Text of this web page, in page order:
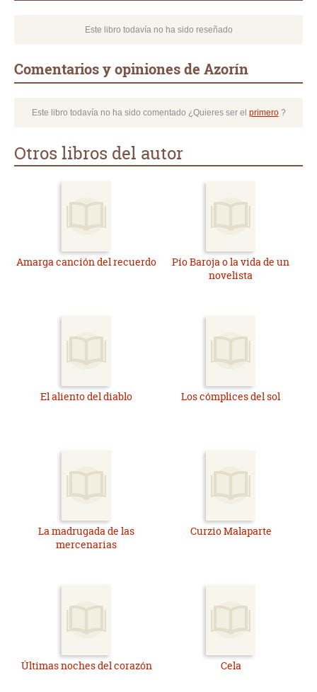
Este libro todavía no ha sido reseñado
Comentarios y opiniones de Azorín
Este libro todavía no ha sido comentado ¿Quieres ser el primero?
Otros libros del autor
Amarga canción del recuerdo
Pío Baroja o la vida de un
novelista
El aliento del diablo Los cómplices del sol
La madrugada de las
mercenarias
Curzio Malaparte
Últimas noches del corazón Cela